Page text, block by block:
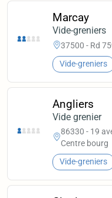
Marcay
Vide-greniers
37500 - Rd
Vide-greniers
Angliers
Vide grenier
86330 - 19
Centre bourg
Vide-greniers